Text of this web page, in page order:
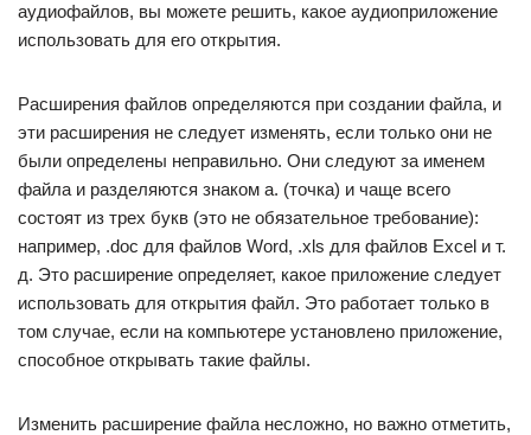
аудиофайлов, вы можете решить, какое аудиоприложение
использовать для его открытия.
Расширения файлов определяются при создании файла, и
эти расширения не следует изменять, если только они не
были определены неправильно. Они следуют за именем
файла и разделяются знаком a. (точка) и чаще всего
состоят из трех букв (это не обязательное требование):
например, .doc для файлов Word, .xls для файлов Excel и т.
д. Это расширение определяет, какое приложение следует
использовать для открытия файл. Это работает только в
том случае, если на компьютере установлено приложение,
способное открывать такие файлы.
Изменить расширение файла несложно, но важно отметить,